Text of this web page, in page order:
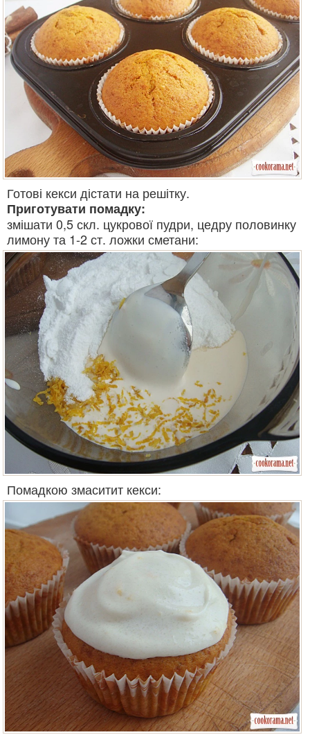
Готові кекси дістати на решітку.
Приготувати помадку:
змішати 0,5 скл. цукрової пудри, цедру половинку
лимону та 1-2 ст. ложки сметани:
Помадкою змаситит кекси: